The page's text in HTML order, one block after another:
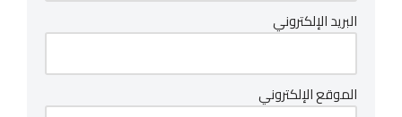
البريد الإلكتروني
الموقع الإلكتروني